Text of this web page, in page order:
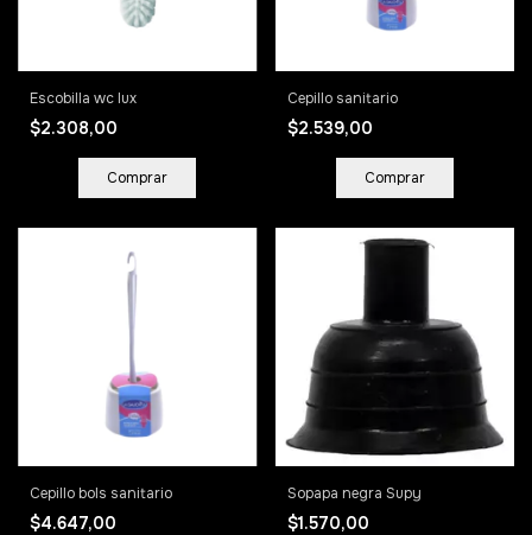
Escobilla wc lux
$2.308,00
Cepillo sanitario
$2.539,00
Cepillo bols sanitario
$4.647,00
Sopapa negra Supy
$1.570,00